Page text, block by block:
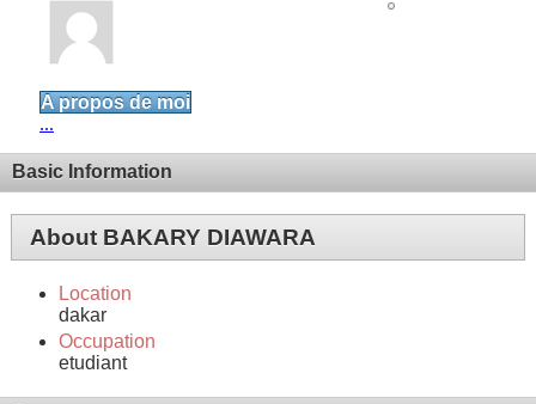
A propos de moi
...
Basic Information
About BAKARY DIAWARA
Location
dakar
Occupation
etudiant